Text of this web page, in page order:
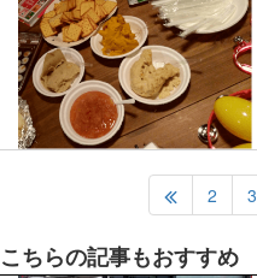
2 3
こちらの記事もおすすめ